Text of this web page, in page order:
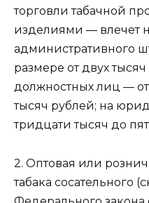
торговли табачной
изделиями — влечет
административного
размере от двух
должностных лиц —
тысяч рублей; на
тридцати тысяч до
2. Оптовая или
табака сосательного